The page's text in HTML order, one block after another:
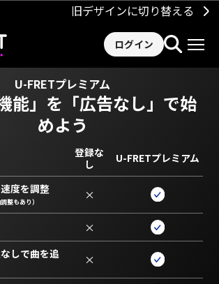
旧デザインに切り替える
ログイン
U-FRETプレミアム
能」を 「広告なし」で始
めよう
登録な
し
U-FRETプレミアム
度を調整
整もあり） ×
×
しで曲を追
×